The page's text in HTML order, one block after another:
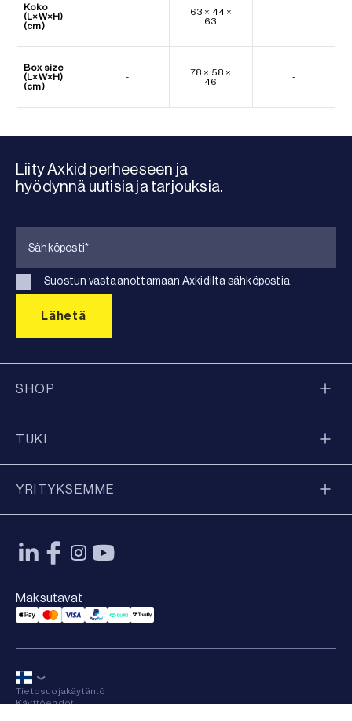
Koko
(L×W×H)
(cm)
-
63 × 44 ×
63
-
Box size
(L×W×H)
(cm)
-
78 × 58 ×
46
-
Liity Axkid perheeseen ja
hyödynnä uutisia ja tarjouksia.
Suostun vastaanottamaan Axkidilta sähköpostia.
SHOP
TUKI
YRITYKSEMME
Maksutavat
Applepay Payment
Mastercard Payment
Visa Payment
Paypal Payment
Qliro Payment
Trustly Payment
Tietosuojakäytäntö
Käyttöehdot